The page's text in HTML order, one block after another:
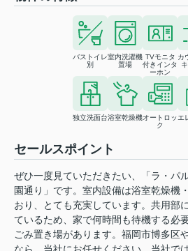
バストイレ
別
室内洗濯機
置場
TVモニタ
付きインタ
ーホン
カ
独立洗面台浴室乾燥機オートロッ
ク
エ
セールスポイント
ぜひ一度見ていただきたい、「ラ・パ
園通り」です。室内設備は浴室乾燥機
おり、とても充実しています。共用部
ているため、家で何時間も待機する必
ごみ置き場があります。福岡市博多区